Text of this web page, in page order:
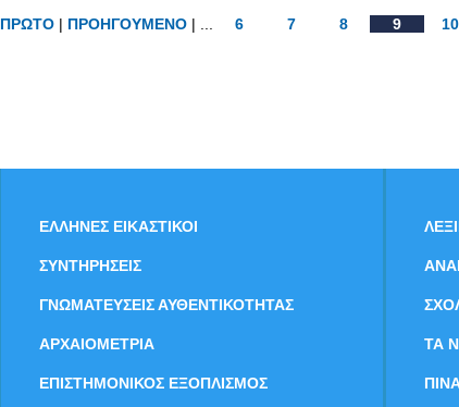
ΠΡΩΤΟ | ΠΡΟΗΓΟΥΜΕΝΟ | ... 6 7 8 9 10
ΕΛΛΗΝΕΣ ΕΙΚΑΣΤΙΚΟΙ
ΣΥΝΤΗΡΗΣΕΙΣ
ΓΝΩΜΑΤΕΥΣΕΙΣ ΑΥΘΕΝΤΙΚΟΤΗΤΑΣ
ΑΡΧΑΙΟΜΕΤΡΙΑ
ΕΠΙΣΤΗΜΟΝΙΚΟΣ ΕΞΟΠΛΙΣΜΟΣ
ΤΑ